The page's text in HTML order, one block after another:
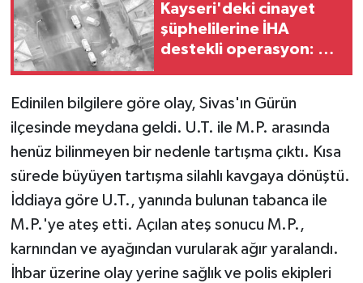
Kayseri'deki cinayet
şüphelilerine İHA
destekli operasyon: 2
Edinilen bilgilere göre olay, Sivas'ın Gürün
ilçesinde meydana geldi. U.T. ile M.P. arasında
henüz bilinmeyen bir nedenle tartışma çıktı. Kısa
sürede büyüyen tartışma silahlı kavgaya dönüştü.
İddiaya göre U.T., yanında bulunan tabanca ile
M.P.'ye ateş etti. Açılan ateş sonucu M.P.,
karnından ve ayağından vurularak ağır yaralandı.
İhbar üzerine olay yerine sağlık ve polis ekipleri